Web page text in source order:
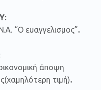
“Ο ευαγγελισμος”.
άποψη
τιμή).